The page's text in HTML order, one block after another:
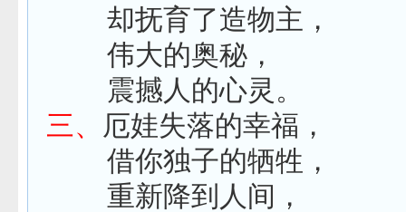
却抚育了造物主，
伟大的奥秘，
震撼人的心灵。
三、
厄娃失落的幸福，
借你独子的牺牲，
重新降到人间，